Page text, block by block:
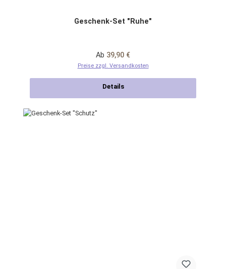
Geschenk-Set "Ruhe"
Regulärer Preis:
Ab 39,90 €
Preise zzgl. Versandkosten
Details